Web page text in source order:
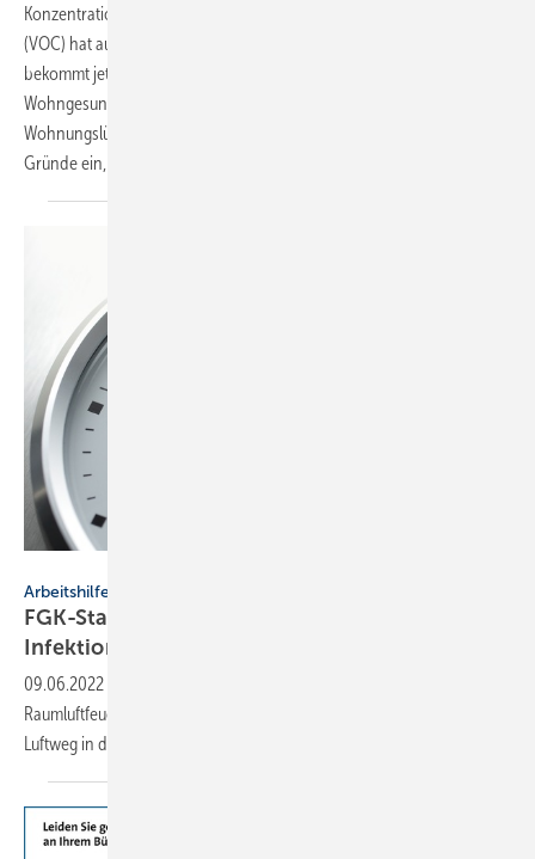
Konzentration von CO
(VOC) hat auch schon vor der Coronapandemie eine Rolle gespielt,
bekommt jetzt aber deutlich mehr Aufmerksamkeit. Für Heiko Braun ist
Wohngesundheit daher das zentrale Argument für den Einsatz der
Wohnungslüftung. Im Gespräch mit der SBZ geht er näher auf die
Gründe ein, lässt aber auch andere Trends nicht außen
Arbeitshilfe
FGK-Status-Report 58: Raumluftfeuchte und
Infektionsrisiko
09.06.2022
Raumluftfeuchtigkeit zur Reduktion des Infektionsrisikos über den
Luftweg in der Heizperiode